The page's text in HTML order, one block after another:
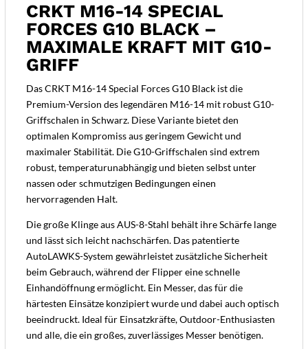
CRKT M16-14 SPECIAL
FORCES G10 BLACK –
MAXIMALE KRAFT MIT G10-
GRIFF
Das CRKT M16-14 Special Forces G10 Black ist die
Premium-Version des legendären M16-14 mit robust G10-
Griffschalen in Schwarz. Diese Variante bietet den
optimalen Kompromiss aus geringem Gewicht und
maximaler Stabilität. Die G10-Griffschalen sind extrem
robust, temperaturunabhängig und bieten selbst unter
nassen oder schmutzigen Bedingungen einen
hervorragenden Halt.
Die große Klinge aus AUS-8-Stahl behält ihre Schärfe lange
und lässt sich leicht nachschärfen. Das patentierte
AutoLAWKS-System gewährleistet zusätzliche Sicherheit
beim Gebrauch, während der Flipper eine schnelle
Einhandöffnung ermöglicht. Ein Messer, das für die
härtesten Einsätze konzipiert wurde und dabei auch optisch
beeindruckt. Ideal für Einsatzkräfte, Outdoor-Enthusiasten
und alle, die ein großes, zuverlässiges Messer benötigen.